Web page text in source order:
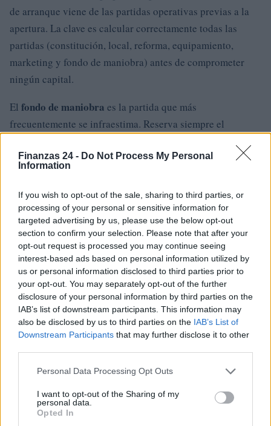
Finanzas 24 - Do Not Process My Personal
Information
If you wish to opt-out of the sale, sharing to third parties, or
processing of your personal or sensitive information for
targeted advertising by us, please use the below opt-out
section to confirm your selection. Please note that after your
opt-out request is processed you may continue seeing
interest-based ads based on personal information utilized by
us or personal information disclosed to third parties prior to
your opt-out. You may separately opt-out of the further
disclosure of your personal information by third parties on the
IAB’s list of downstream participants. This information may
also be disclosed by us to third parties on the IAB’s List of
Downstream Participants that may further disclose it to other
Please note that this website/app uses one or more Google
not limited to your visit or usage behaviour. You may click to
grant or deny consent to Google and its third-party tags to
use your data for below specified purposes in below Google
Personal Data Processing Opt Outs
I want to opt-out of the Sharing of my
personal data.
Opted In
de arranque viene de las partidas operativas previas a la
apertura. La clave es calcular correctamente todas las
partidas (constitución, local, reforma, equipamiento,
marketing y fondo de maniobra) antes de comprometer
ningún capital.
El fondo de maniobra es la partida que más
frecuentemente se infraestima. Reserva siempre el
comprometer el capital en reforma o equipamiento. Un
ningún imprevisto sin entrar en tensión financiera.
Crear una Empresa a través de una Franquicia
Unafranquiciaes un modelo de negocio en el que el
franquiciador cede al franquiciado el derecho a explotar
su marca, su sistema operativo y su know-how a cambio de
un canon de entrada y royalties recurrentes. El
franquiciado no parte de cero: arranca con una marca
reconocida, un modelo probado y el apoyo de una red de
operadores que han resuelto antes los mismos problemas.
En 2026, el sector de la franquicia en España ofrece
oportunidades en sectores con fuerte crecimiento, como
las franquicias de hostelería y restauración, servicios a la